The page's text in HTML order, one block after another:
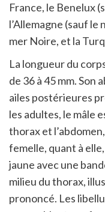
France, le Benelux
l’Allemagne (sauf le
mer Noire, et la
La longueur du
de 36 à 45 mm. Son
ailes postérieures
les adultes, le mâle
thorax et
femelle, quant à
jaune avec une
milieu du thorax,
prononcé. Les